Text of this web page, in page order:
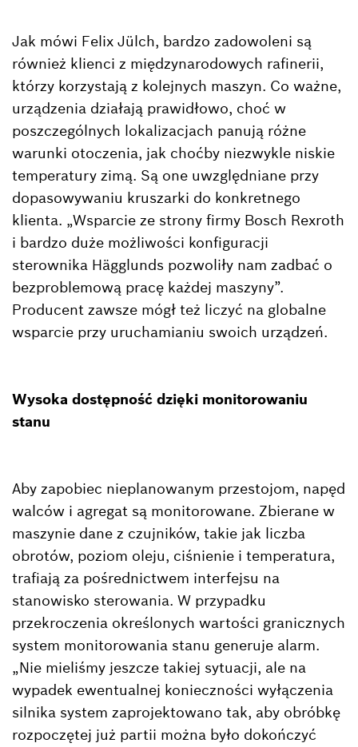
Jak mówi Felix Jülch, bardzo zadowoleni są
również klienci z międzynarodowych rafinerii,
którzy korzystają z kolejnych maszyn. Co ważne,
urządzenia działają prawidłowo, choć w
poszczególnych lokalizacjach panują różne
warunki otoczenia, jak choćby niezwykle niskie
temperatury zimą. Są one uwzględniane przy
dopasowywaniu kruszarki do konkretnego
klienta. „Wsparcie ze strony firmy Bosch Rexroth
i bardzo duże możliwości konfiguracji
sterownika Hägglunds pozwoliły nam zadbać o
bezproblemową pracę każdej maszyny”.
Producent zawsze mógł też liczyć na globalne
wsparcie przy uruchamianiu swoich urządzeń.
Wysoka dostępność dzięki monitorowaniu
stanu
Aby zapobiec nieplanowanym przestojom, napęd
walców i agregat są monitorowane. Zbierane w
maszynie dane z czujników, takie jak liczba
obrotów, poziom oleju, ciśnienie i temperatura,
trafiają za pośrednictwem interfejsu na
stanowisko sterowania. W przypadku
przekroczenia określonych wartości granicznych
system monitorowania stanu generuje alarm.
„Nie mieliśmy jeszcze takiej sytuacji, ale na
wypadek ewentualnej konieczności wyłączenia
silnika system zaprojektowano tak, aby obróbkę
rozpoczętej już partii można było dokończyć